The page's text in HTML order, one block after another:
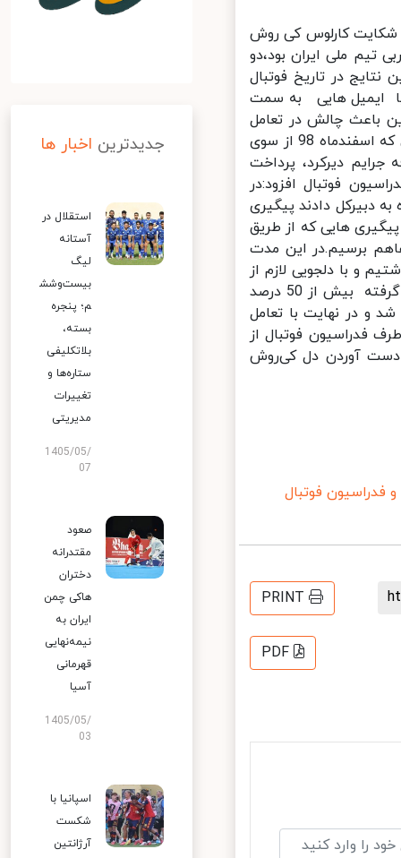
شکایت کارلوس کی روش
که کی روش سرمربی تیم ملی ایران بود،دو
در تاریخ فوتبال
ایمیل هایی به سمت
باعث چالش در تعامل
های قبلی شده و رنجش ایشان را در پی داشت.در نهایت این فرآیند به رایی که اسفندماه 98 از سوی
200 هزار یورو،به اضافه جرایم دیرکرد، پرداخت
فوتبال افزود:در
دبیرکل دادند پیگیری
هایی که از طریق
برسیم.در این مدت
و با دلجویی لازم از
ایشان،سو تفاهمات برطرف شد. نبی خاطرنشان کرد: با پیگیری های صورت گرفته بیش از 50 درصد
و در نهایت با تعامل
فدراسیون فوتبال از
آوردن دل کی‌روش
فوتبال
PRINT
PDF
جدیدترین اخبار ها
استقلال در
آستانه
لیگ
بیست‌وشش
م؛ پنجره
بسته،
بلاتکلیفی
ستاره‌ها و
تغییرات
مدیریتی
1405/05/
07
صعود
مقتدرانه
دختران
هاکی چمن
ایران به
نیمه‌نهایی
قهرمانی
آسیا
1405/05/
03
اسپانیا با
شکست
آرژانتین